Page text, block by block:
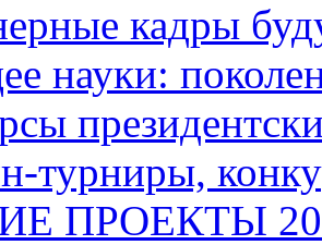
кадры
науки:
турниры,
ПРОЕКТЫ